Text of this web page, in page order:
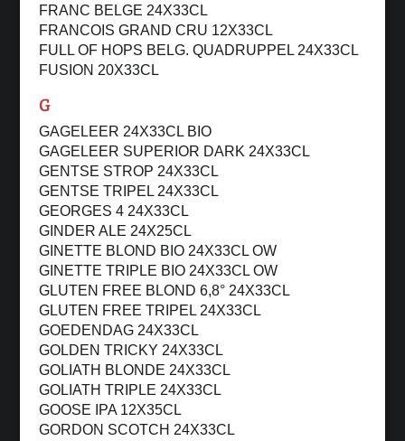
FRANC BELGE 24X33CL
FRANCOIS GRAND CRU 12X33CL
FULL OF HOPS BELG. QUADRUPPEL 24X33CL
FUSION 20X33CL
G
GAGELEER 24X33CL BIO
GAGELEER SUPERIOR DARK 24X33CL
GENTSE STROP 24X33CL
GENTSE TRIPEL 24X33CL
GEORGES 4 24X33CL
GINDER ALE 24X25CL
GINETTE BLOND BIO 24X33CL OW
GINETTE TRIPLE BIO 24X33CL OW
GLUTEN FREE BLOND 6,8° 24X33CL
GLUTEN FREE TRIPEL 24X33CL
GOEDENDAG 24X33CL
GOLDEN TRICKY 24X33CL
GOLIATH BLONDE 24X33CL
GOLIATH TRIPLE 24X33CL
GOOSE IPA 12X35CL
GORDON SCOTCH 24X33CL